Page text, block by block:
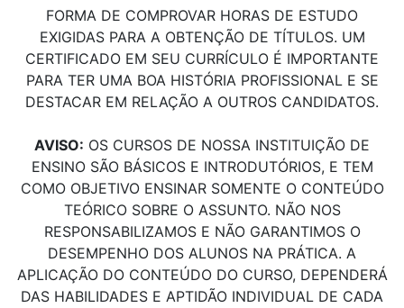
FORMA DE COMPROVAR HORAS DE ESTUDO
EXIGIDAS PARA A OBTENÇÃO DE TÍTULOS. UM
CERTIFICADO EM SEU CURRÍCULO É IMPORTANTE
PARA TER UMA BOA HISTÓRIA PROFISSIONAL E SE
DESTACAR EM RELAÇÃO A OUTROS CANDIDATOS.
AVISO: OS CURSOS DE NOSSA INSTITUIÇÃO DE
ENSINO SÃO BÁSICOS E INTRODUTÓRIOS, E TEM
COMO OBJETIVO ENSINAR SOMENTE O CONTEÚDO
TEÓRICO SOBRE O ASSUNTO. NÃO NOS
RESPONSABILIZAMOS E NÃO GARANTIMOS O
DESEMPENHO DOS ALUNOS NA PRÁTICA. A
APLICAÇÃO DO CONTEÚDO DO CURSO, DEPENDERÁ
DAS HABILIDADES E APTIDÃO INDIVIDUAL DE CADA